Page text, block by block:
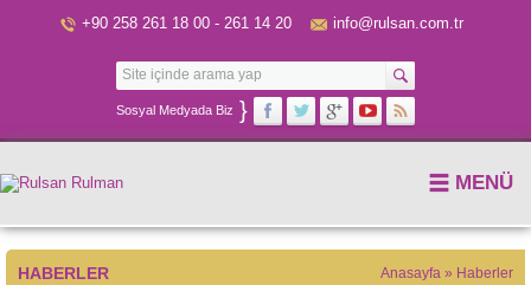
+90 258 261 18 00 - 261 14 20 info@rulsan.com.tr
Sosyal Medyada Biz }
MENÜ
HABERLER Anasayfa » Haberler